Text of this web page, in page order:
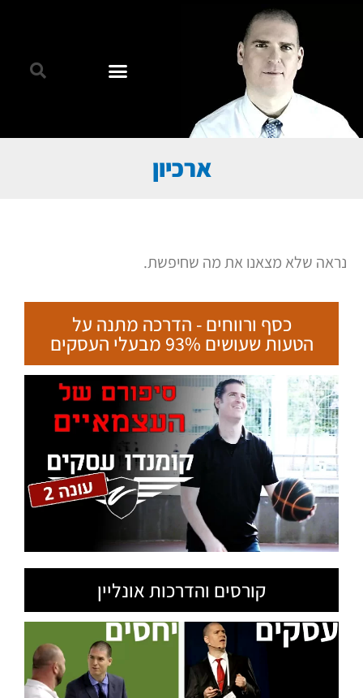
ארכיון
נראה שלא מצאנו את מה שחיפשת.
כסף ורווחים - הדרכה מתנה על
הטעות שעושים 93% מבעלי העסקים
קורסים והדרכות אונליין